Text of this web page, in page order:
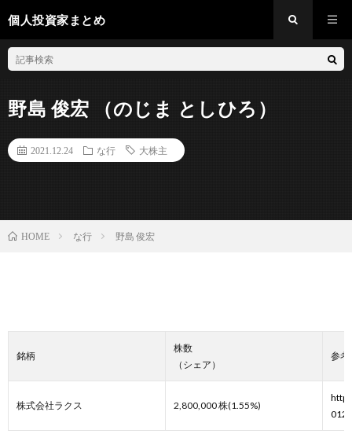
個人投資家まとめ
野島 俊宏 （のじま としひろ）
2021.12.24 な行 大株主
HOME な行 野島 俊宏
銘柄
株数
（シェア）
参考
株式会社ラクス 2,800,000 株(1.55%)